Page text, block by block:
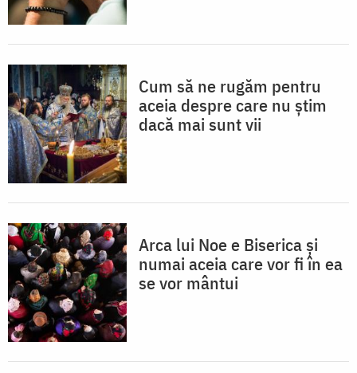
Cum să ne rugăm pentru
aceia despre care nu ştim
dacă mai sunt vii
Arca lui Noe e Biserica și
numai aceia care vor fi în ea
se vor mântui